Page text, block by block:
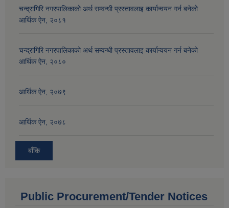
चन्द्रागिरि नगरपालिकाको अर्थ सम्वन्धी प्रस्तावलाइ कार्यान्वयन गर्न बनेको
आर्थिक ऐन, २०८१
चन्द्रागिरि नगरपालिकाको अर्थ सम्वन्धी प्रस्तावलाइ कार्यान्वयन गर्न बनेको
आर्थिक ऐन, २०८०
आर्थिक ऐन, २०७९
आर्थिक ऐन, २०७८
बाँकि
Public Procurement/Tender Notices